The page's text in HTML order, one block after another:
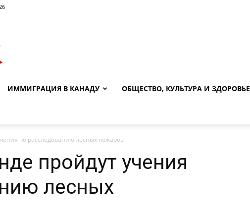
ИММИГРАЦИЯ В КАНАДУ ОБЩЕСТВО, КУЛЬТУРА И ЗДОРОВЬЕ
по расследованию лесных пожаров
пройдут учения
лесных